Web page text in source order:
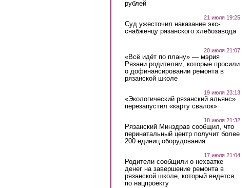
рублей
21 июля 19:25
Суд ужесточил наказание экс-
снабженцу рязанского хлебозавода
20 июля 21:07
«Всё идёт по плану» — мэрия
Рязани родителям, которые просили
о дофинансировании ремонта в
рязанской школе
19 июля 23:13
«Экологический рязанский альянс»
перезапустил «карту свалок»
18 июля 21:32
Рязанский Минздрав сообщил, что
перинатальный центр получит более
200 единиц оборудования
17 июля 21:04
Родители сообщили о нехватке
денег на завершение ремонта в
рязанской школе, который ведется
по нацпроекту